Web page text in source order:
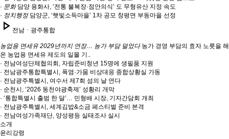
· 문화담양 용화사, ‘전통 불복장·점안의식’ 도 무형유산 지정 속도
· 정치행정담양군, ‘햇빛소득마을’ 1차 공모 창평면 부동마을 선정
play_arrow 전남ㆍ광주통합
농업용 면세유 2029년까지 연장… 농가 부담 덜었다 농가 경영 부담의 효자 노릇을 해
온 농업용 면세유 제도의 일몰 기..
· 전남여성단체협의회, 자립준비청년 15명에 생필품 지원
· 전남광주통합특별시, 폭염·가뭄 비상대응 종합상황실 가동
· 전남광주특별시, 여수서 제7회 섬의 날 연다
· 순천시, ‘2026 동천야광축제’ 성황리 개막
· ‘통합특별시 출범 한 달’… 민형배 시장, 기자간담회 개최
· 전남광주특별시, 세계김밥&소금 페스티벌 준비 본격
· 전남여성가족재단, 양성평등 실태조사 실시
소개
윤리강령